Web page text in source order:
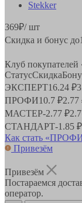
369₽/ шт
Скидка и бонус до
Клуб
СтатусСкидка
ЭКСПЕРТ16.24 ₽
ПРОФИ10.7 ₽2.77
МАСТЕР-2.77 ₽
СТАНДАРТ-1.85 ₽
Как стать
Привезём
Привезём
Постараемся
оператор.